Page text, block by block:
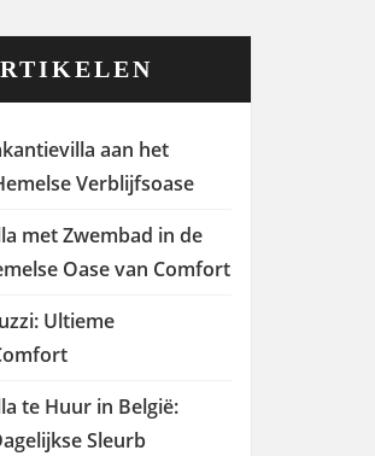
aan het
Verblijfsoase
met Zwembad in de
Oase van Comfort
Ultieme
te Huur in België:
Sleurb